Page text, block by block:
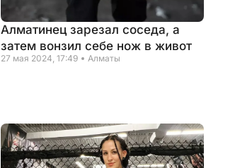
Алматинец зарезал соседа, а
затем вонзил себе нож в живот
27 мая 2024, 17:49 Алматы